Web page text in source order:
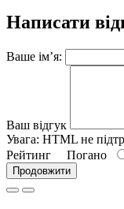
Написати
Ваше ім’я:
Ваш відгук
Увага: HTML не
Рейтинг Погано
Продовжити